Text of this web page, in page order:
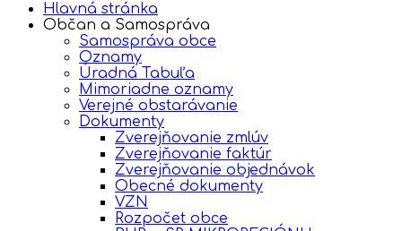
Hlavná stránka
Občan a Samospráva
Samospráva obce
Oznamy
Úradná Tabuľa
Mimoriadne oznamy
Verejné obstarávanie
Dokumenty
Zverejňovanie zmlúv
Zverejňovanie faktúr
Zverejňovanie objednávok
Obecné dokumenty
VZN
Rozpočet obce